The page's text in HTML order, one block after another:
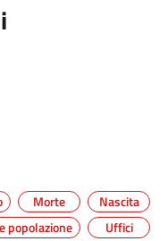
Morte
Nascita
popolazione Uffici